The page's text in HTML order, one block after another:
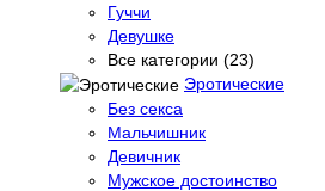
Гуччи
Девушке
Все категории (23)
Эротические
Без секса
Мальчишник
Девичник
Мужское достоинство